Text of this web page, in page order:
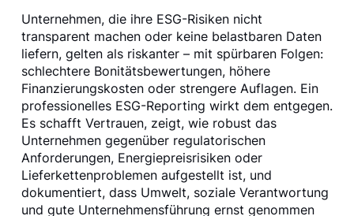
Unternehmen, die ihre ESG-Risiken nicht
transparent machen oder keine belastbaren Daten
liefern, gelten als riskanter – mit spürbaren Folgen:
schlechtere Bonitätsbewertungen, höhere
Finanzierungskosten oder strengere Auflagen. Ein
professionelles ESG-Reporting wirkt dem entgegen.
Es schafft Vertrauen, zeigt, wie robust das
Unternehmen gegenüber regulatorischen
Anforderungen, Energiepreisrisiken oder
Lieferkettenproblemen aufgestellt ist, und
dokumentiert, dass Umwelt, soziale Verantwortung
und gute Unternehmensführung ernst genommen